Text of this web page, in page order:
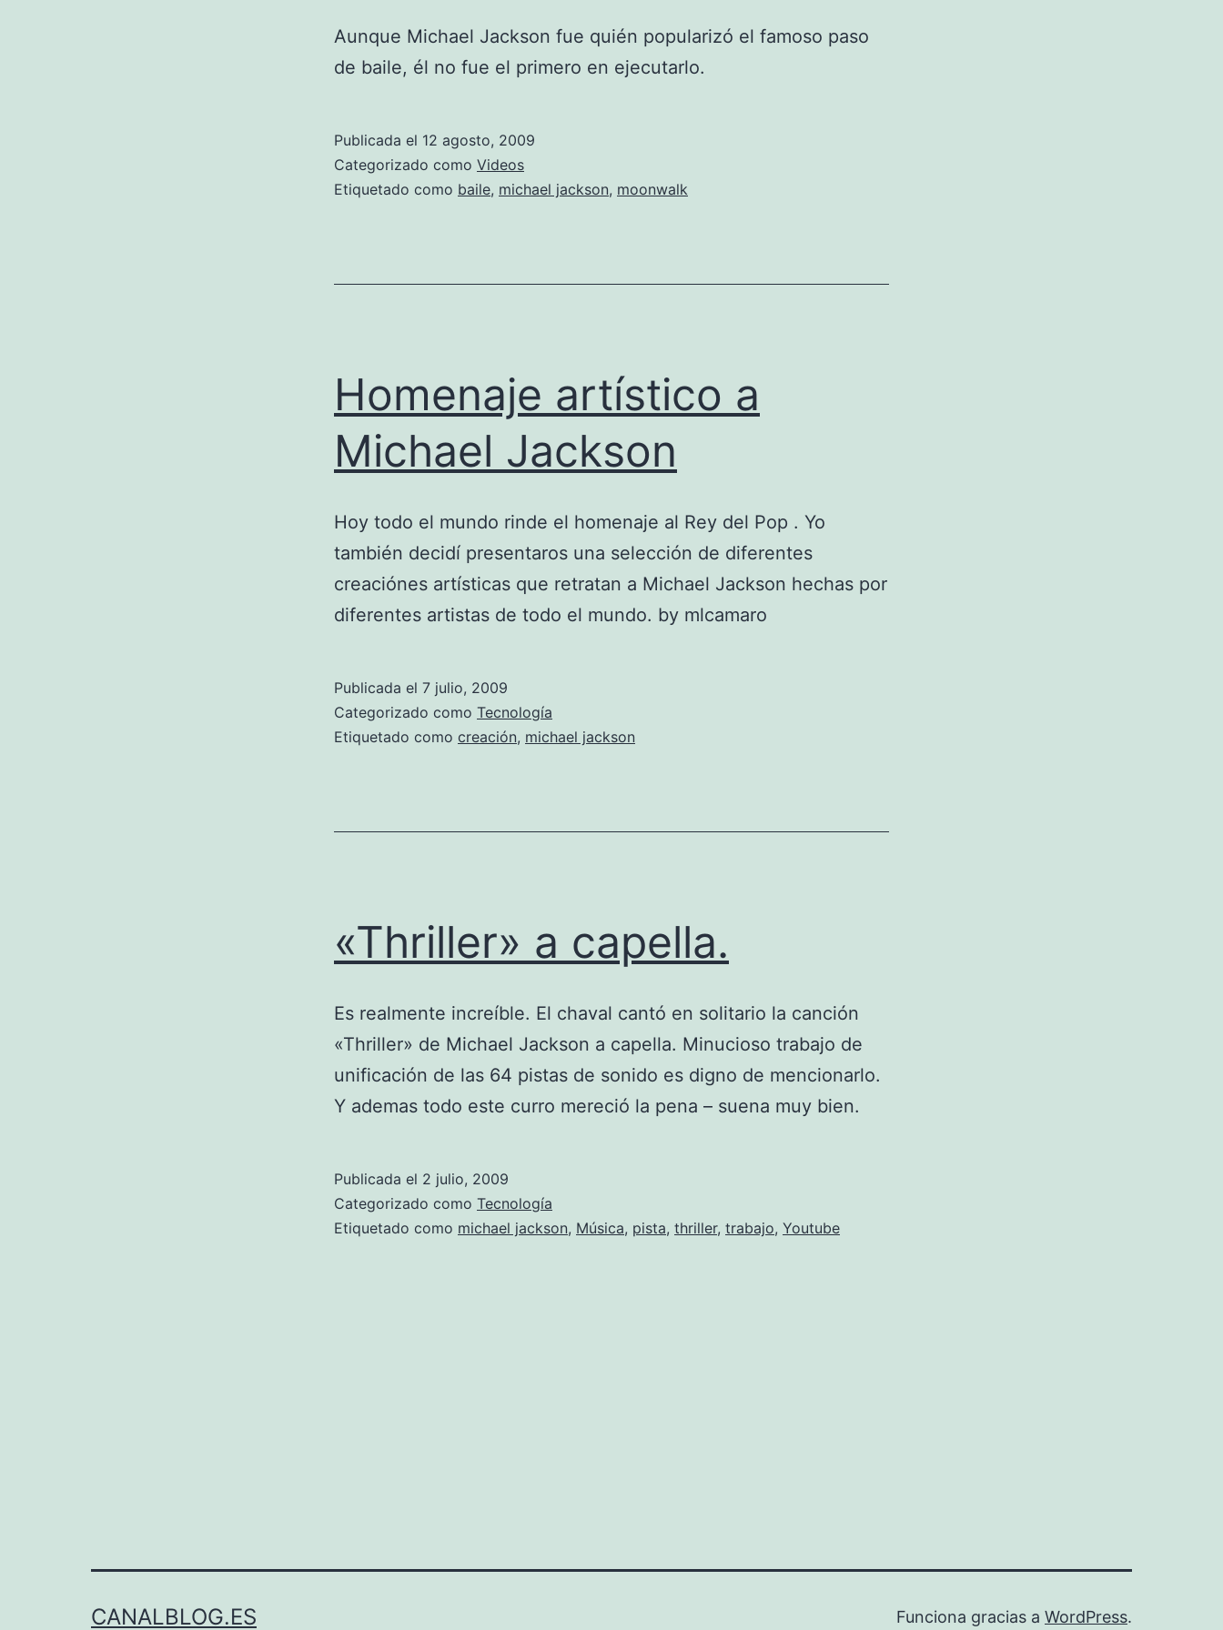
Aunque Michael Jackson fue quién popularizó el famoso paso
de baile, él no fue el primero en ejecutarlo.
Publicada el 12 agosto, 2009
Categorizado como Videos
Etiquetado como baile, michael jackson, moonwalk
Homenaje artístico a
Michael Jackson
Hoy todo el mundo rinde el homenaje al Rey del Pop . Yo
también decidí presentaros una selección de diferentes
creaciónes artísticas que retratan a Michael Jackson hechas por
diferentes artistas de todo el mundo. by mlcamaro
Publicada el 7 julio, 2009
Categorizado como Tecnología
Etiquetado como creación, michael jackson
«Thriller» a capella.
Es realmente increíble. El chaval cantó en solitario la canción
«Thriller» de Michael Jackson a capella. Minucioso trabajo de
unificación de las 64 pistas de sonido es digno de mencionarlo.
Y ademas todo este curro mereció la pena – suena muy bien.
Publicada el 2 julio, 2009
Categorizado como Tecnología
Etiquetado como michael jackson, Música, pista, thriller, trabajo, Youtube
CANALBLOG.ES Funciona gracias a WordPress.